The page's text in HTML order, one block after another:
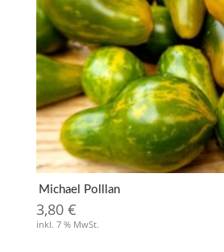
Michael Polllan
3,80 €
inkl. 7 % MwSt.